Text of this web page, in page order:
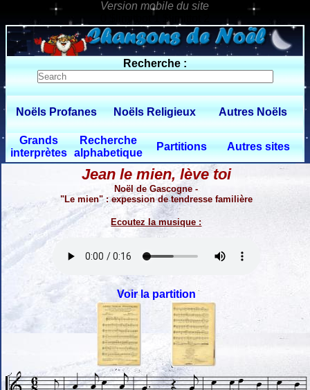
0 $limitbot 1 $limittot 2
Recherche :
Noëls Profanes Noëls Religieux Autres Noëls
Grands
interprètes
Recherche
alphabetique
Partitions Autres sites
Jean le mien, lève toi
Noël de Gascogne -
"Le mien" : expession de tendresse familière
Ecoutez la musique :
Voir la partition